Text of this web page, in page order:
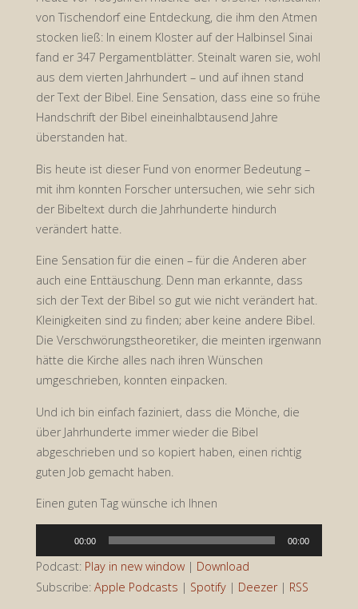
von Tischendorf eine Entdeckung, die ihm den Atmen
stocken ließ: In einem Kloster auf der Halbinsel Sinai
fand er 347 Pergamentblätter. Steinalt waren sie, wohl
aus dem vierten Jahrhundert – und auf ihnen stand
der Text der Bibel. Eine Sensation, dass eine so frühe
Handschrift der Bibel eineinhalbtausend Jahre
überstanden hat.
Bis heute ist dieser Fund von enormer Bedeutung –
mit ihm konnten Forscher untersuchen, wie sehr sich
der Bibeltext durch die Jahrhunderte hindurch
verändert hatte.
Eine Sensation für die einen – für die Anderen aber
auch eine Enttäuschung. Denn man erkannte, dass
sich der Text der Bibel so gut wie nicht verändert hat.
Kleinigkeiten sind zu finden; aber keine andere Bibel.
Die Verschwörungstheoretiker, die meinten irgenwann
hätte die Kirche alles nach ihren Wünschen
umgeschrieben, konnten einpacken.
Und ich bin einfach faziniert, dass die Mönche, die
über Jahrhunderte immer wieder die Bibel
abgeschrieben und so kopiert haben, einen richtig
guten Job gemacht haben.
Einen guten Tag wünsche ich Ihnen
Player
00:00 00:00
Podcast: Play in new window| Download
Subscribe: Apple Podcasts | Spotify| Deezer| RSS